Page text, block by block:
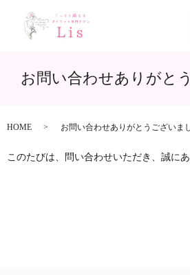
お問い合わせありがと
HOME お問い合わせありがとうございま
このたびは、問い合わせいただき、誠に